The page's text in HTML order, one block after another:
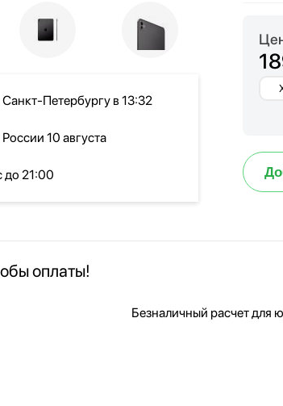
Петербургу в 13:32
10 августа
до 21:00
оплаты!
Безналичный расчет для